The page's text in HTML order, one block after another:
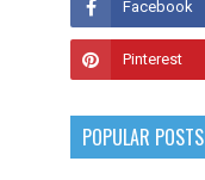
POPULAR POSTS